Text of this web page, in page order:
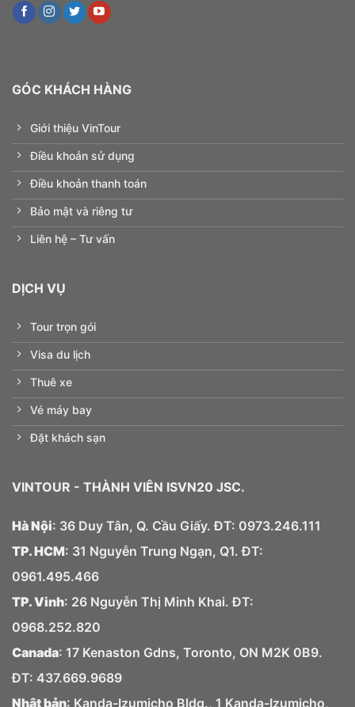
GÓC KHÁCH HÀNG
Giới thiệu VinTour
Điều khoản sử dụng
Điều khoản thanh toán
Bảo mật và riêng tư
Liên hệ – Tư vấn
DỊCH VỤ
Tour trọn gói
Visa du lịch
Thuê xe
Vé máy bay
Đặt khách sạn
VINTOUR - THÀNH VIÊN ISVN20 JSC.
Hà Nội: 36 Duy Tân, Q. Cầu Giấy. ĐT: 0973.246.111
TP. HCM: 31 Nguyễn Trung Ngạn, Q1. ĐT:
0961.495.466
TP. Vinh: 26 Nguyễn Thị Minh Khai. ĐT:
0968.252.820
Canada: 17 Kenaston Gdns, Toronto, ON M2K 0B9.
ĐT: 437.669.9689
Nhật bản: Kanda-Izumicho Bldg., 1 Kanda-Izumicho,